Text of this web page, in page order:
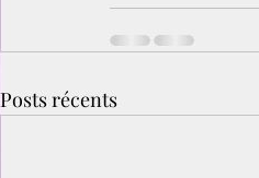
Posts récents